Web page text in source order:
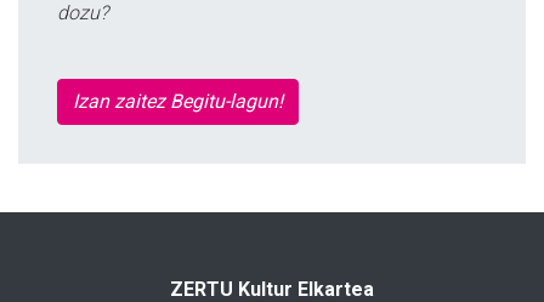
dozu?
Izan zaitez Begitu-lagun!
ZERTU Kultur Elkartea